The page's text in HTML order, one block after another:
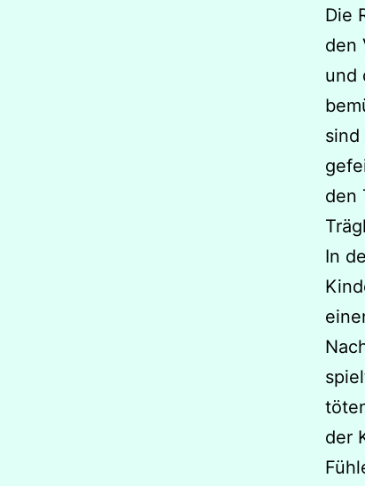
Die
den
und
den
In
der